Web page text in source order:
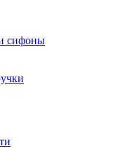
сифоны